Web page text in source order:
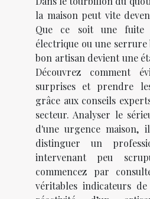
la maison peut vite
Que ce soit une fuite
électrique ou une serrure
bon artisan devient une
Découvrez comment
surprises et prendre
grâce aux conseils
secteur. Analyser le
d'une urgence maison,
distinguer un
intervenant peu
commencez par
véritables indicateurs